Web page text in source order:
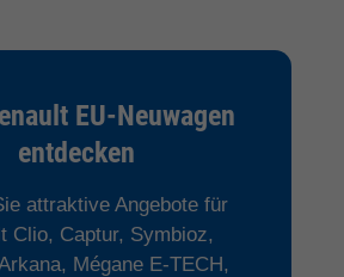
EU-Neuwagen
entdecken
attraktive Angebote für
Clio, Captur, Symbioz,
Mégane E-TECH,